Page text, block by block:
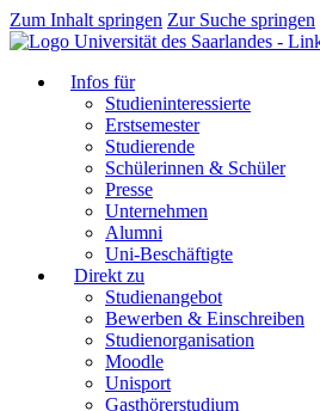
Zum Inhalt springen Zur Suche springen
Infos für
Studieninteressierte
Erstsemester
Studierende
Schülerinnen & Schüler
Presse
Unternehmen
Alumni
Uni-Beschäftigte
Direkt zu
Studienangebot
Bewerben & Einschreiben
Studienorganisation
Moodle
Unisport
Gasthörerstudium